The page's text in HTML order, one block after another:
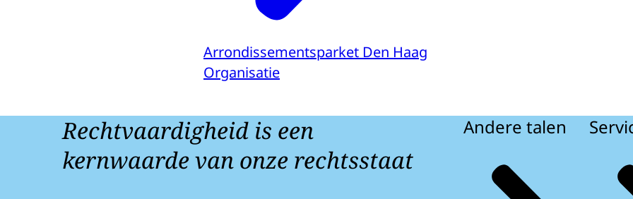
Arrondissementsparket Den Haag
Organisatie
Rechtvaardigheid is een
kernwaarde van onze rechtsstaat
Andere talen